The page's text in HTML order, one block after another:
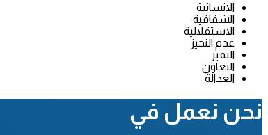
الانسانية
الشفافية
الاستقلالية
عدم التحيز
التميز
التعاون
العدالة
نحن نعمل في